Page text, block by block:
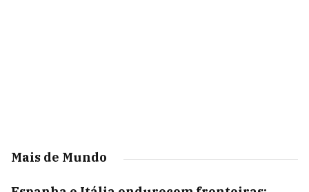
Mais de Mundo